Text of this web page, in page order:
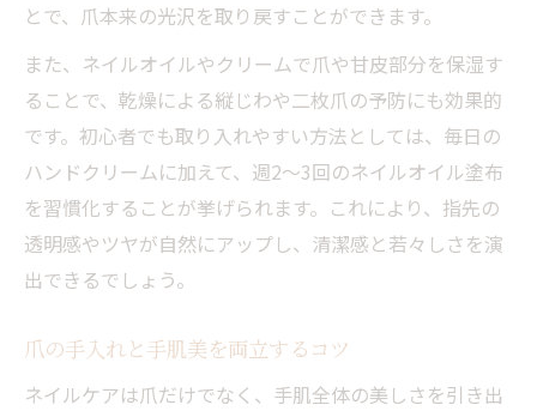
とで、爪本来の光沢を取り戻すことができます。
また、ネイルオイルやクリームで爪や甘皮部分を保湿す
ることで、乾燥による縦じわや二枚爪の予防にも効果的
です。初心者でも取り入れやすい方法としては、毎日の
ハンドクリームに加えて、週2〜3回のネイルオイル塗布
を習慣化することが挙げられます。これにより、指先の
透明感やツヤが自然にアップし、清潔感と若々しさを演
出できるでしょう。
爪の手入れと手肌美を両立するコツ
ネイルケアは爪だけでなく、手肌全体の美しさを引き出